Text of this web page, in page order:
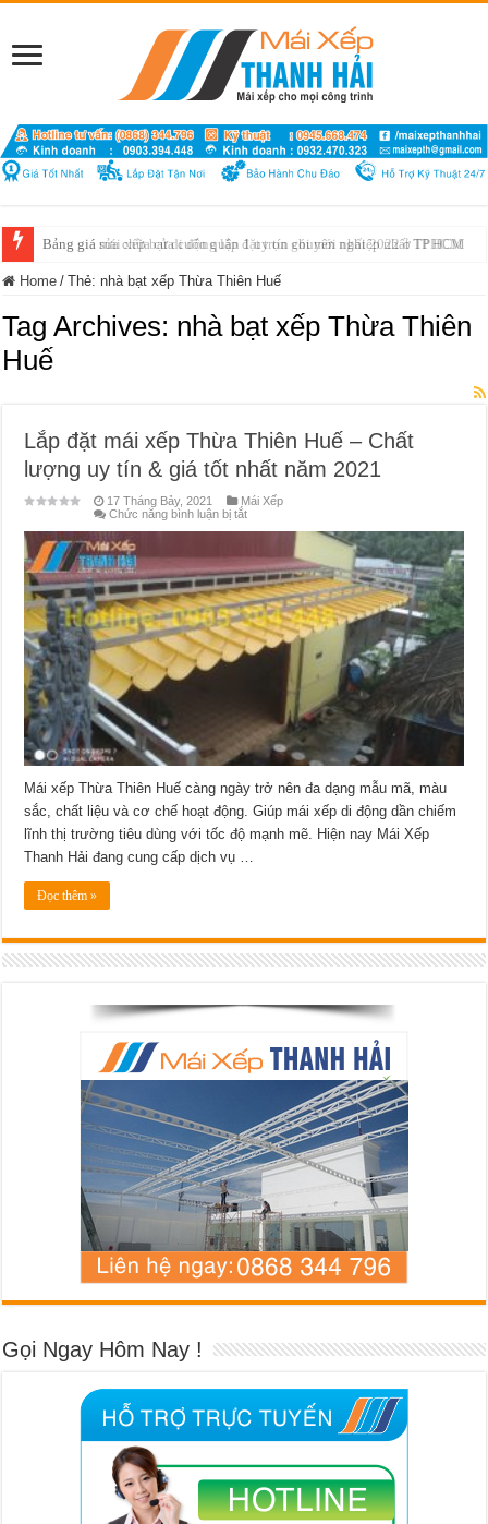
Bảng giá sửa chữa cửa cuốn quận 1 uy tín chuyên nghiệp nhất TP HCM
Home / Thẻ:nhà bạt xếp Thừa Thiên Huế
Tag Archives: nhà bạt xếp Thừa Thiên
Huế
Lắp đặt mái xếp Thừa Thiên Huế – Chất
lượng uy tín & giá tốt nhất năm 2021
17 Tháng Bảy, 2021
Mái Xếp
Chức năng bình luận bị tắtở
xếp
Thừa
Thiên
Huế
–
Chất
lượng
uy
nhất
năm
2021
Mái xếp Thừa Thiên Huế càng ngày trở nên đa dạng mẫu mã, màu
sắc, chất liệu và cơ chế hoạt động. Giúp mái xếp di động dần chiếm
lĩnh thị trường tiêu dùng với tốc độ mạnh mẽ. Hiện nay Mái Xếp
Thanh Hải đang cung cấp dịch vụ …
Đọc thêm »
Gọi Ngay Hôm Nay !